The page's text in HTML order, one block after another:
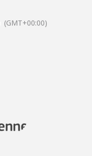
(GMT+00:00)